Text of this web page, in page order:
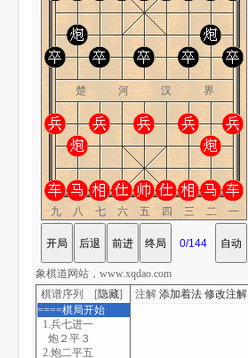
楚 河 汉 界
九八七六五四三二一
棋谱序列 [隐藏]
====棋局开始
1.兵七进一
炮２平３
2.炮二平五
注解 添加着法 修改注解
象棋道网站，www.xqdao.com